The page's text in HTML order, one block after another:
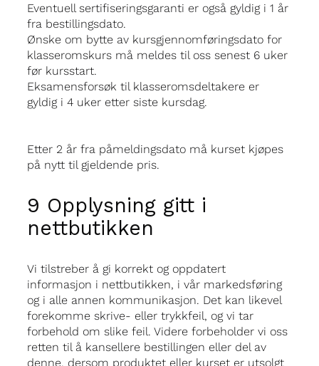
Eventuell sertifiseringsgaranti er også gyldig i 1 år
fra bestillingsdato.
Ønske om bytte av kursgjennomføringsdato for
klasseromskurs må meldes til oss senest 6 uker
før kursstart.
Eksamensforsøk til klasseromsdeltakere er
gyldig i 4 uker etter siste kursdag.
Etter 2 år fra påmeldingsdato må kurset kjøpes
på nytt til gjeldende pris.
9 Opplysning gitt i
nettbutikken
Vi tilstreber å gi korrekt og oppdatert
informasjon i nettbutikken, i vår markedsføring
og i alle annen kommunikasjon. Det kan likevel
forekomme skrive- eller trykkfeil, og vi tar
forbehold om slike feil. Videre forbeholder vi oss
retten til å kansellere bestillingen eller del av
denne, dersom produktet eller kurset er utsolgt